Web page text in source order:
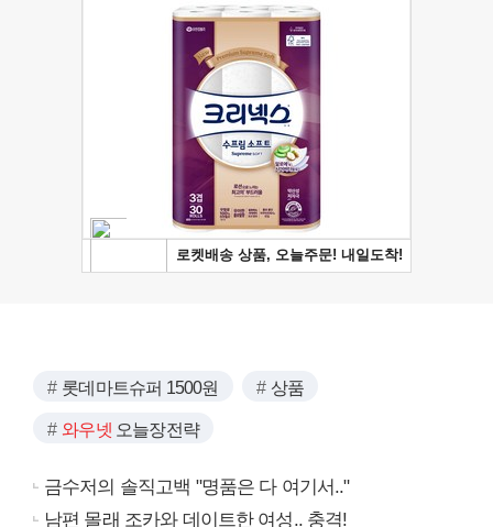
롯데마트슈퍼 1500원 상품
와우넷 오늘장전략
금수저의 솔직고백 "명품은 다 여기서.."
남편 몰래 조카와 데이트한 여성.. 충격!